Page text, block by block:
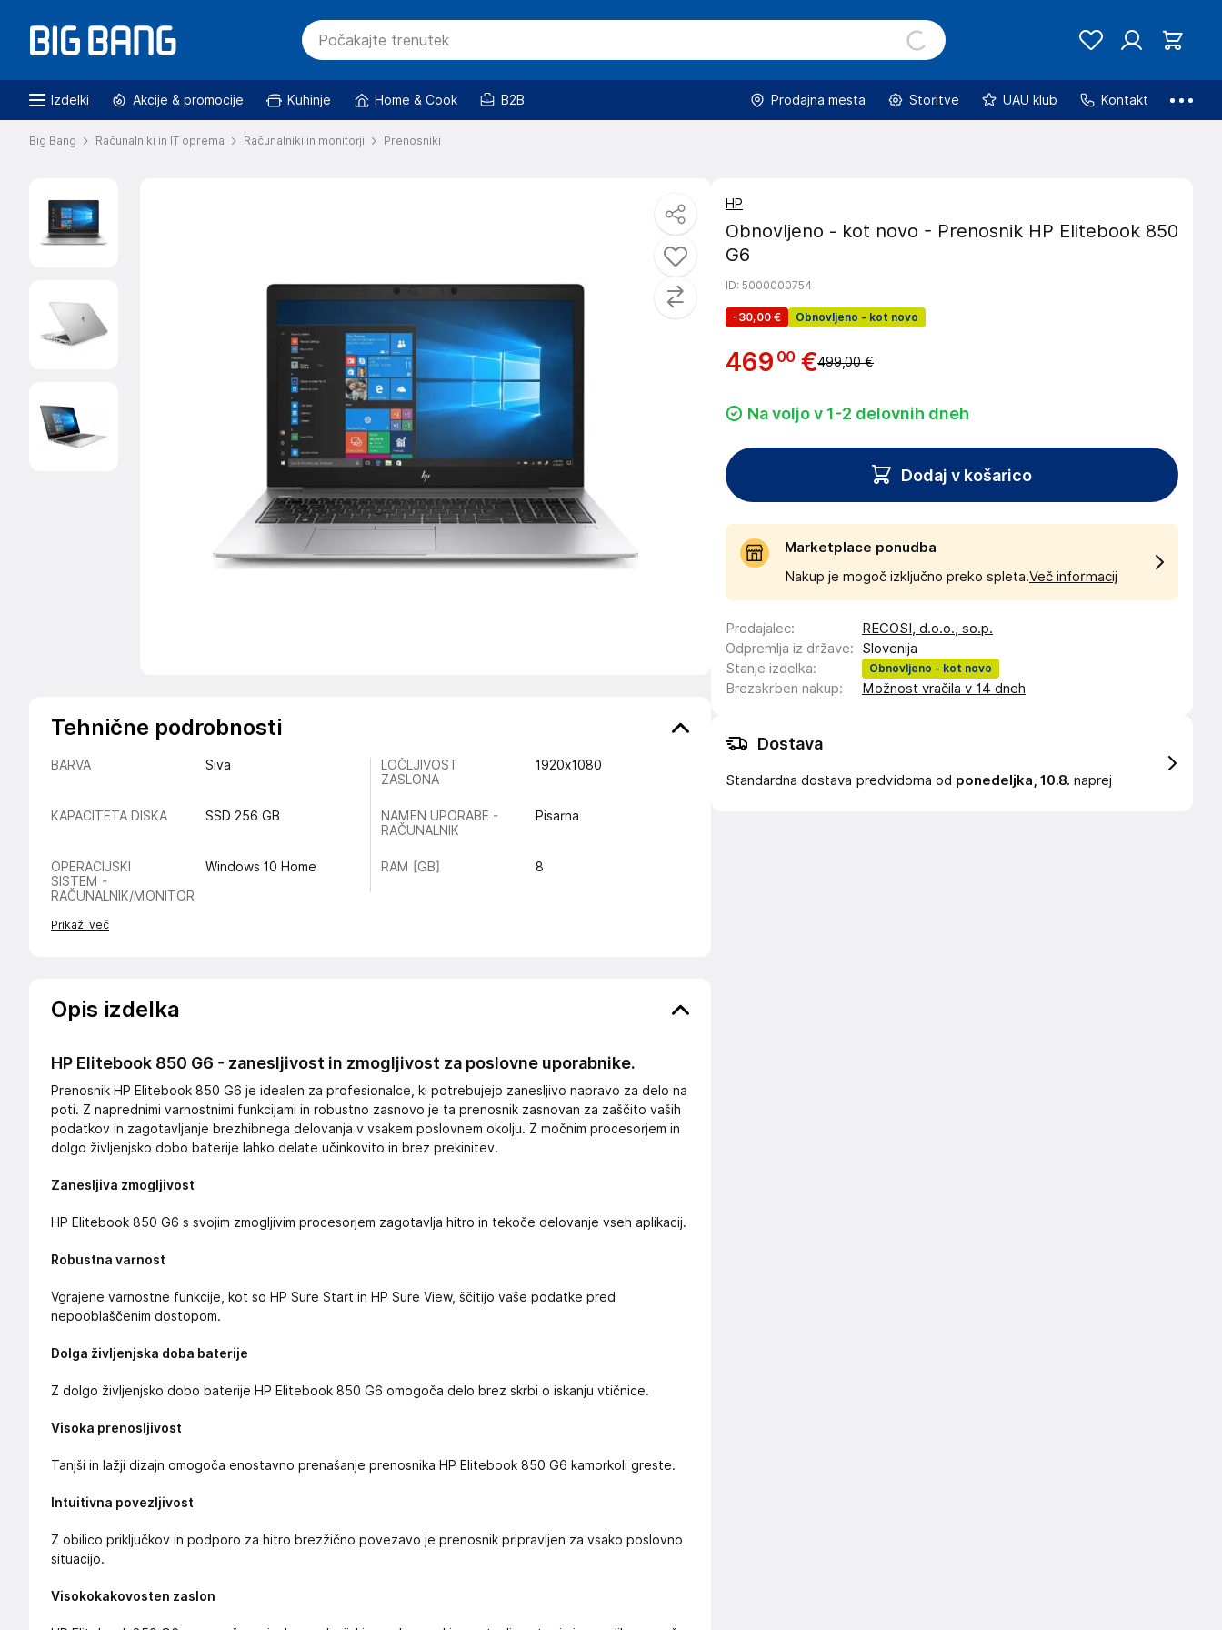
Izdelki Akcije & promocije Kuhinje Home & Cook B2B Prodajna mesta Storitve UAU klub Kontakt
Big Bang Računalniki in IT oprema Računalniki in monitorji Prenosniki
Tehnične podrobnosti
BARVA Siva
LOČLJIVOST
ZASLONA
1920x1080
KAPACITETA DISKA SSD 256 GB
NAMEN UPORABE -
RAČUNALNIK
Pisarna
OPERACIJSKI
SISTEM -
RAČUNALNIK/MONITOR
Windows 10 Home RAM [GB] 8
Prikaži več
Opis izdelka
HP Elitebook 850 G6 - zanesljivost in zmogljivost za poslovne uporabnike.
Prenosnik HP Elitebook 850 G6 je idealen za profesionalce, ki potrebujejo zanesljivo napravo za delo na
poti. Z naprednimi varnostnimi funkcijami in robustno zasnovo je ta prenosnik zasnovan za zaščito vaših
podatkov in zagotavljanje brezhibnega delovanja v vsakem poslovnem okolju. Z močnim procesorjem in
dolgo življenjsko dobo baterije lahko delate učinkovito in brez prekinitev.
Zanesljiva zmogljivost
HP Elitebook 850 G6 s svojim zmogljivim procesorjem zagotavlja hitro in tekoče delovanje vseh aplikacij.
Robustna varnost
Vgrajene varnostne funkcije, kot so HP Sure Start in HP Sure View, ščitijo vaše podatke pred
nepooblaščenim dostopom.
Dolga življenjska doba baterije
Z dolgo življenjsko dobo baterije HP Elitebook 850 G6 omogoča delo brez skrbi o iskanju vtičnice.
Visoka prenosljivost
Tanjši in lažji dizajn omogoča enostavno prenašanje prenosnika HP Elitebook 850 G6 kamorkoli greste.
Intuitivna povezljivost
Z obilico priključkov in podporo za hitro brezžično povezavo je prenosnik pripravljen za vsako poslovno
situacijo.
Visokokakovosten zaslon
HP
Obnovljeno - kot novo - Prenosnik HP Elitebook 850
G6
ID: 5000000754
-30,00 € Obnovljeno - kot novo
469 00 €499,00 €
Na voljo v 1-2 delovnih dneh
Dodaj v košarico
Marketplace ponudba
Nakup je mogoč izključno preko spleta.Več informacij
Prodajalec:
RECOSI, d.o.o., so.p.
Odpremlja iz države:
Slovenija
Stanje izdelka: Obnovljeno - kot novo
Brezskrben nakup: Možnost vračila v 14 dneh
Dostava
Standardna dostava predvidoma od ponedeljka, 10.8. naprej